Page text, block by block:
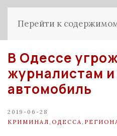
Перейти к
В Одессе
журналистам
автомобиль
2019-06-28
КРИМИНАЛ ОДЕССА